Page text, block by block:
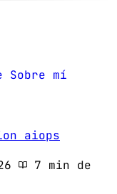
Sobre mí
aiops
7 min de